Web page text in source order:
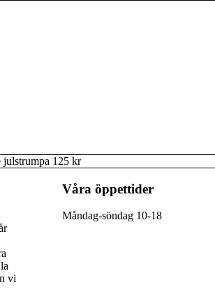
julstrumpa 125 kr
vi
Våra öppettider
Måndag-söndag 10-18